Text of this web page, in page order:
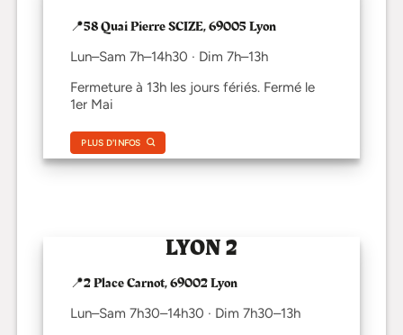
📍58 Quai Pierre SCIZE, 69005 Lyon
Lun–Sam 7h–14h30 · Dim 7h–13h
Fermeture à 13h les jours fériés. Fermé le
1er Mai
PLUS D'INFOS
LYON 2
📍2 Place Carnot, 69002 Lyon
Lun–Sam 7h30–14h30 · Dim 7h30–13h